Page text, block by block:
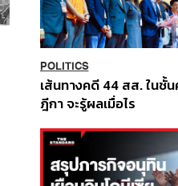
POLITICS
เส้นทางคดี 44 สส. ในชั้
ฎีกา จะรู้ผลเมื่อไร